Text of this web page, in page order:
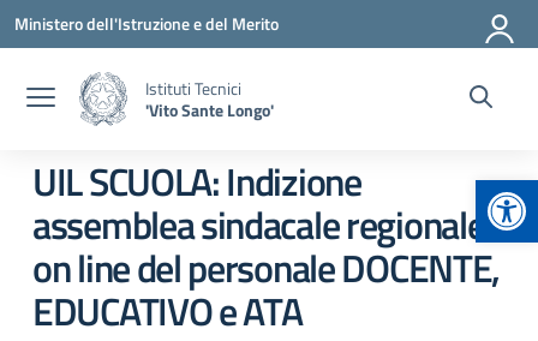
Vai ai contenuti
Vai al menu di navigazione
Vai al footer
Ministero dell'Istruzione e del Merito
Istituti Tecnici
'Vito Sante Longo'
UIL SCUOLA: Indizione
assemblea sindacale regionale
on line del personale DOCENTE,
EDUCATIVO e ATA